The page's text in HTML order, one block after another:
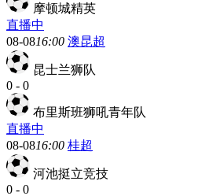
摩顿城精英
直播中
08-0816:00 澳昆超
昆士兰狮队
0 - 0
布里斯班狮吼青年队
直播中
08-0816:00 桂超
河池挺立竞技
0 - 0